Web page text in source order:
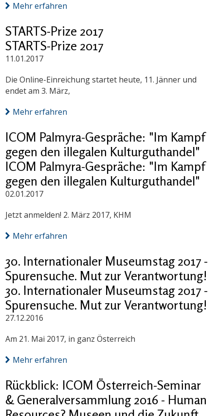
Mehr erfahren
STARTS-Prize 2017
STARTS-Prize 2017
11.01.2017
Die Online-Einreichung startet heute, 11. Jänner und
endet am 3. März,
Mehr erfahren
ICOM Palmyra-Gespräche: "Im Kampf
gegen den illegalen Kulturguthandel"
ICOM Palmyra-Gespräche: "Im Kampf
gegen den illegalen Kulturguthandel"
02.01.2017
Jetzt anmelden! 2. März 2017, KHM
Mehr erfahren
30. Internationaler Museumstag 2017 -
Spurensuche. Mut zur Verantwortung!
30. Internationaler Museumstag 2017 -
Spurensuche. Mut zur Verantwortung!
27.12.2016
Am 21. Mai 2017, in ganz Österreich
Mehr erfahren
Rückblick: ICOM Österreich-Seminar
& Generalversammlung 2016 - Human